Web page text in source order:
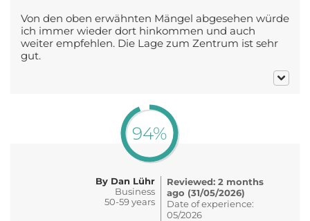
Von den oben erwähnten Mängel abgesehen würde
ich immer wieder dort hinkommen und auch
weiter empfehlen. Die Lage zum Zentrum ist sehr
gut.
94%
By Dan Lühr
Business
50-59 years
Reviewed: 2 months
ago (31/05/2026)
Date of experience:
05/2026